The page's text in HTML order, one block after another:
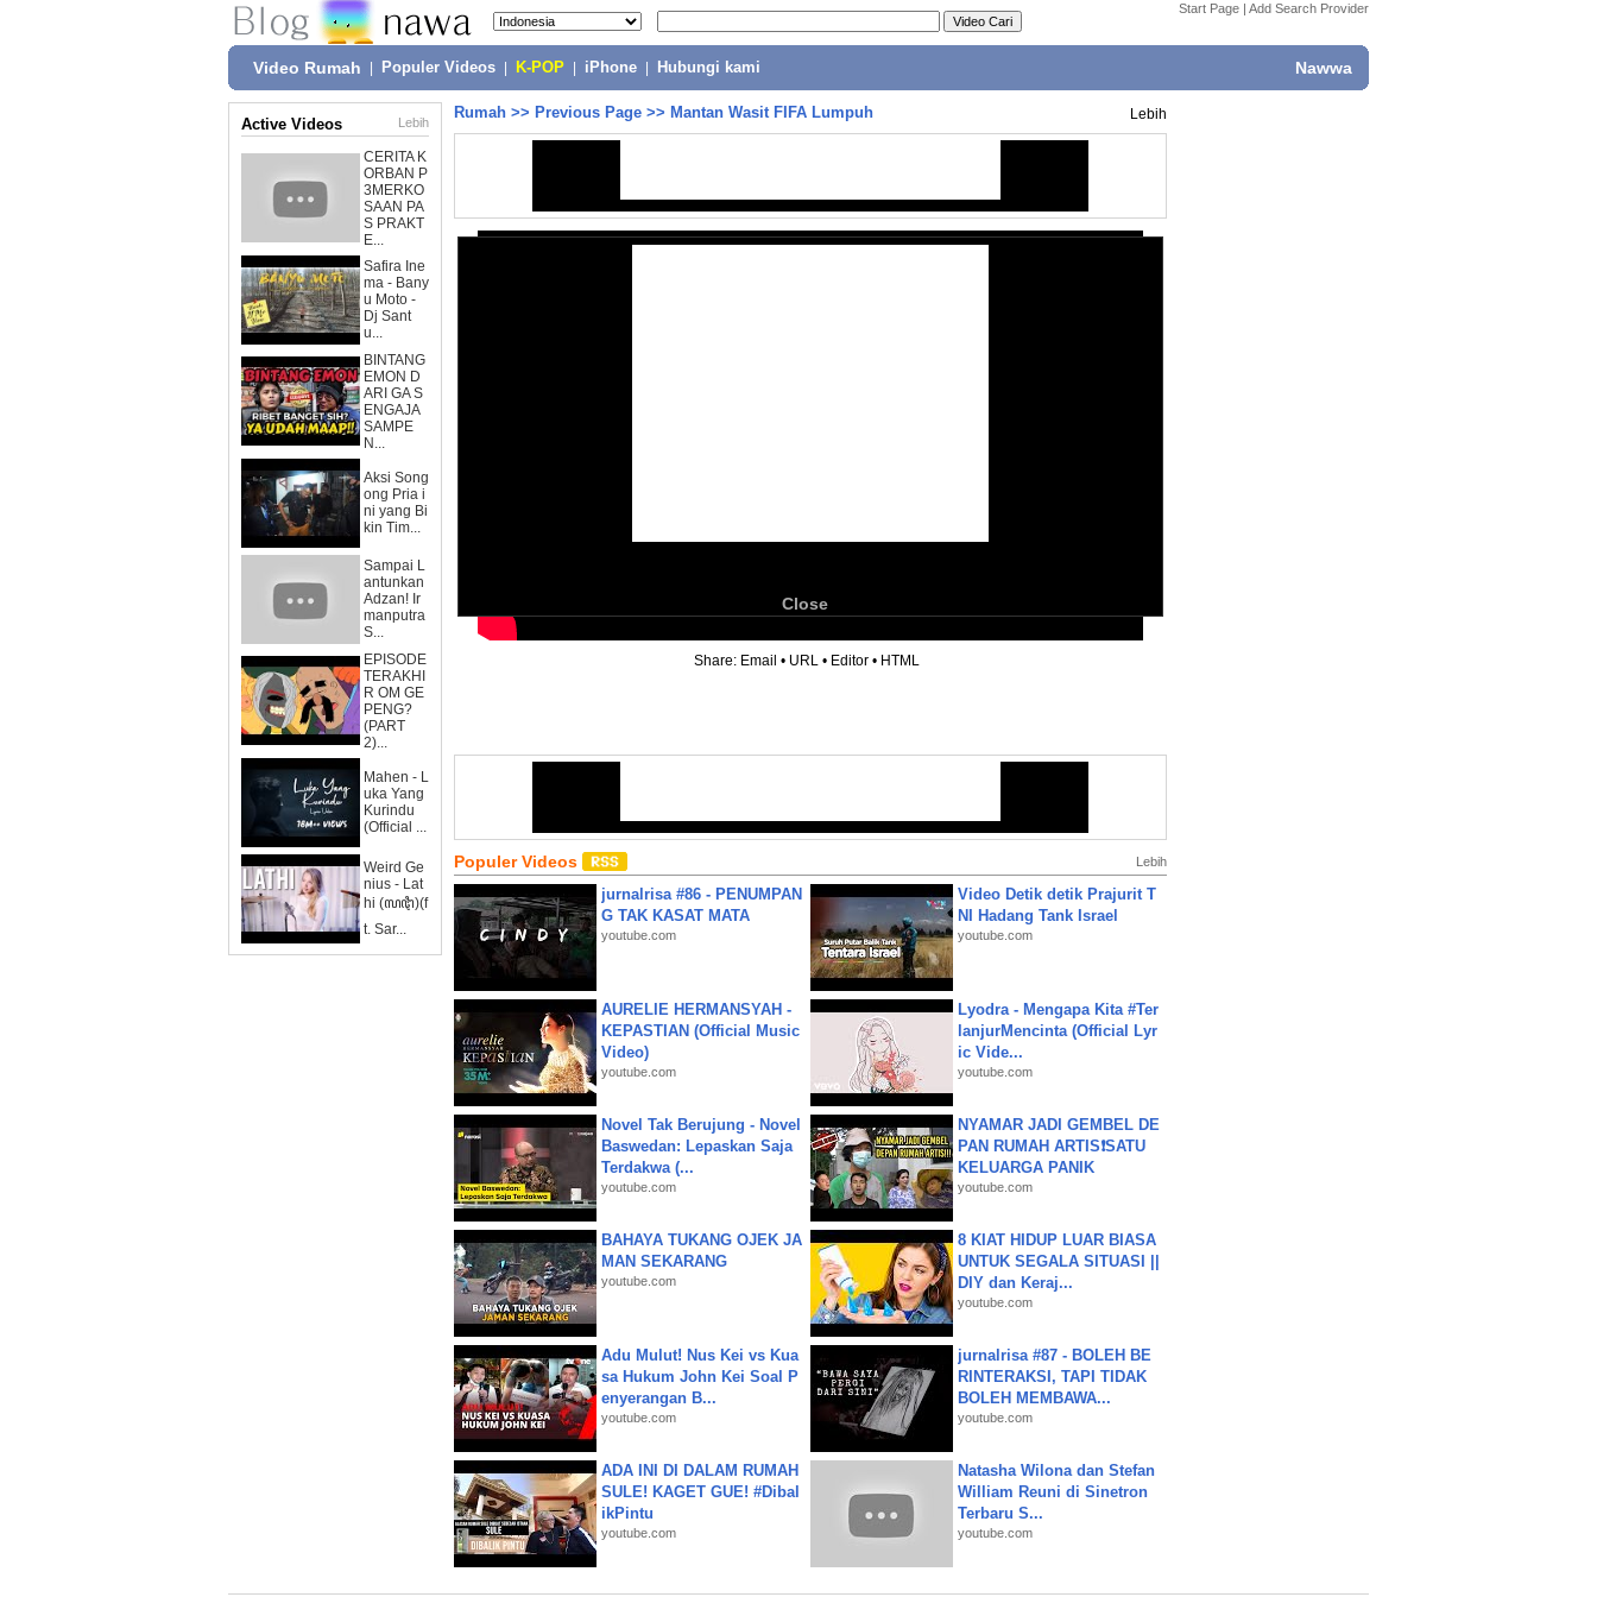
Start Page | Add Search Provider
Video Rumah Populer Videos K-POP iPhone Hubungi kami Nawwa
Active Videos Lebih
CERITA K
ORBAN P
3MERKO
SAAN PA
S PRAKT
E...
Safira Ine
ma - Bany
u Moto -
Dj Sant
u...
BINTANG
EMON D
ARI GA S
ENGAJA
SAMPE
N...
Aksi Song
ong Pria i
ni yang Bi
kin Tim...
Sampai L
antunkan
Adzan! Ir
manputra
S...
EPISODE
TERAKHI
R OM GE
PENG?
(PART
2)...
Mahen - L
uka Yang
Kurindu
(Official ...
Weird Ge
nius - Lat
hi (ꦭꦛꦶ)(f
t. Sar...
Rumah >> Previous Page >> Mantan Wasit FIFA Lumpuh Lebih
Close
Share: Email • URL • Editor • HTML
Populer Videos Lebih
jurnalrisa #86 - PENUMPAN
G TAK KASAT MATA
youtube.com
Video Detik detik Prajurit T
NI Hadang Tank Israel
youtube.com
AURELIE HERMANSYAH -
KEPASTIAN (Official Music
Video)
youtube.com
Lyodra - Mengapa Kita #Ter
lanjurMencinta (Official Lyr
ic Vide...
youtube.com
Novel Tak Berujung - Novel
Baswedan: Lepaskan Saja
Terdakwa (...
youtube.com
NYAMAR JADI GEMBEL DE
PAN RUMAH ARTIS❗SATU
KELUARGA PANIK
youtube.com
BAHAYA TUKANG OJEK JA
MAN SEKARANG
youtube.com
8 KIAT HIDUP LUAR BIASA
UNTUK SEGALA SITUASI ||
DIY dan Keraj...
youtube.com
Adu Mulut! Nus Kei vs Kua
sa Hukum John Kei Soal P
enyerangan B...
youtube.com
jurnalrisa #87 - BOLEH BE
RINTERAKSI, TAPI TIDAK
BOLEH MEMBAWA...
youtube.com
ADA INI DI DALAM RUMAH
SULE! KAGET GUE! #Dibal
ikPintu
youtube.com
Natasha Wilona dan Stefan
William Reuni di Sinetron
Terbaru S...
youtube.com